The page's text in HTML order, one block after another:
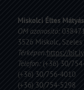
Miskolci Éltes
OM azonosító:
3526 Miskolc, Szeles
Térképen:https://
Telefon: (+36) 30/
(+36) 30/756-4010
(+36) 30/754-5298